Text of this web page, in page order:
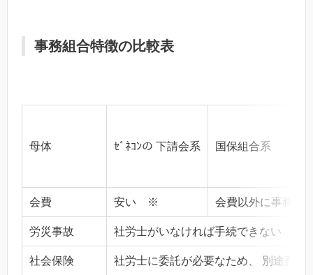
事務組合特徴の比較表
母体 ｾﾞﾈｺﾝの 下請会系 国保組合系
会費 安い ※ 会費以外に事務手
労災事故 社労士がいなければ手続できない
社会保険 社労士に委託が必要なため、 別途費用